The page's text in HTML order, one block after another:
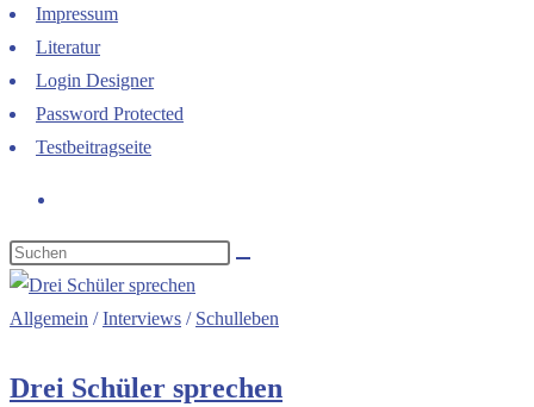
Impressum
Literatur
Login Designer
Password Protected
Testbeitragseite
Allgemein /Interviews / Schulleben
Drei Schüler sprechen